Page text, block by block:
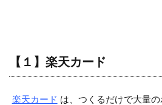
【１】楽天カード
楽天カード は、つくるだけで大量